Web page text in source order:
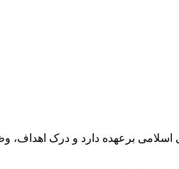
برعهده دارد و درک اهداف،